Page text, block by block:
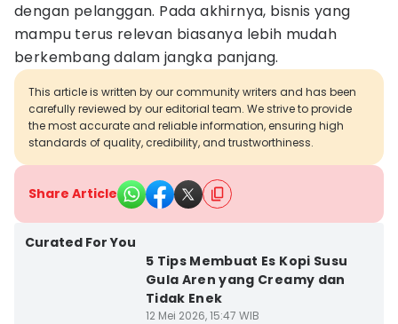
dengan pelanggan. Pada akhirnya, bisnis yang
mampu terus relevan biasanya lebih mudah
berkembang dalam jangka panjang.
This article is written by our community writers and has been
carefully reviewed by our editorial team. We strive to provide
the most accurate and reliable information, ensuring high
standards of quality, credibility, and trustworthiness.
Share Article
Curated For You
5 Tips Membuat Es Kopi Susu
Gula Aren yang Creamy dan
Tidak Enek
12 Mei 2026, 15:47 WIB